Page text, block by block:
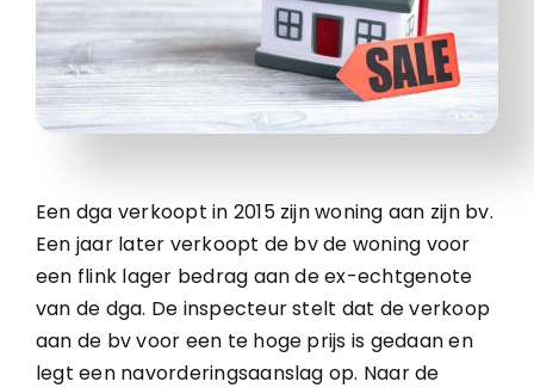
Een dga verkoopt in 2015 zijn woning aan zijn bv.
Een jaar later verkoopt de bv de woning voor
een flink lager bedrag aan de ex-echtgenote
van de dga. De inspecteur stelt dat de verkoop
aan de bv voor een te hoge prijs is gedaan en
legt een navorderingsaanslag op. Naar de